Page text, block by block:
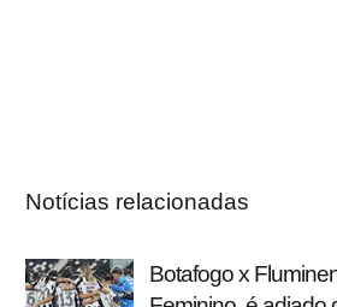
Notícias relacionadas
Botafogo x